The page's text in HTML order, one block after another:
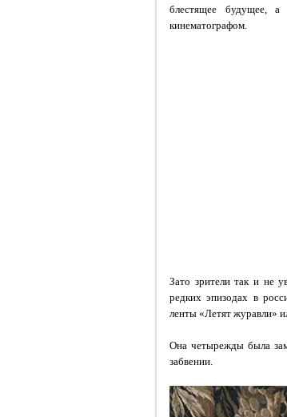
блестящее будущее, а
кинематографом.
Зато зрители так и не
редких эпизодах в
ленты «Летят журавли»
Она четырежды была
забвении.